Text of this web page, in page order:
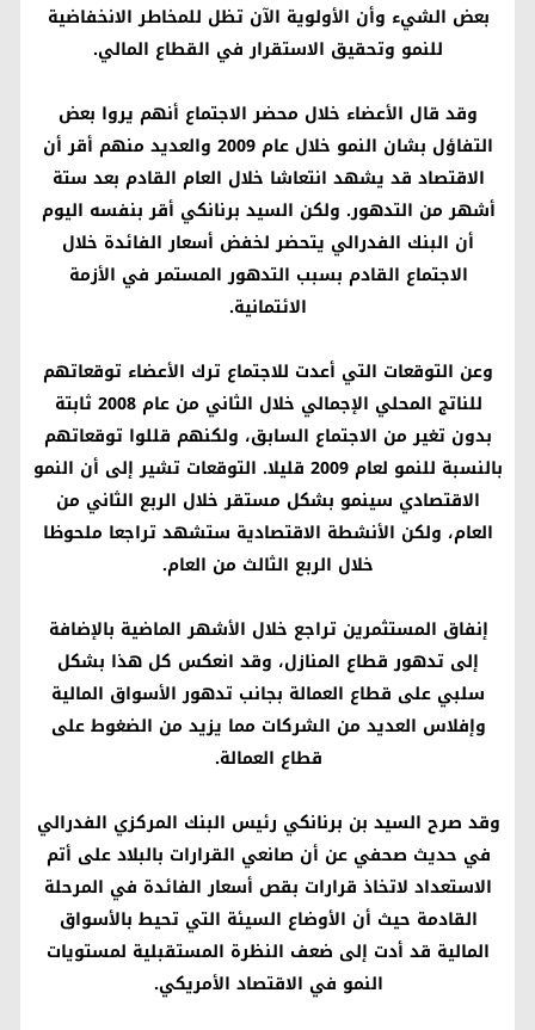
بعض الشيء وأن الأولوية الآن تظل للمخاطر الانخفاضية
للنمو وتحقيق الاستقرار في القطاع المالي.
وقد قال الأعضاء خلال محضر الاجتماع أنهم يروا بعض
التفاؤل بشان النمو خلال عام 2009 والعديد منهم أقر أن
الاقتصاد قد يشهد انتعاشا خلال العام القادم بعد ستة
أشهر من التدهور. ولكن السيد برنانكي أقر بنفسه اليوم
أن البنك الفدرالي يتحضر لخفض أسعار الفائدة خلال
الاجتماع القادم بسبب التدهور المستمر في الأزمة
الائتمانية.
وعن التوقعات التي أعدت للاجتماع ترك الأعضاء توقعاتهم
للناتج المحلي الإجمالي خلال الثاني من عام 2008 ثابتة
بدون تغير من الاجتماع السابق، ولكنهم قللوا توقعاتهم
بالنسبة للنمو لعام 2009 قليلا. التوقعات تشير إلى أن النمو
الاقتصادي سينمو بشكل مستقر خلال الربع الثاني من
العام، ولكن الأنشطة الاقتصادية ستشهد تراجعا ملحوظا
خلال الربع الثالث من العام.
إنفاق المستثمرين تراجع خلال الأشهر الماضية بالإضافة
إلى تدهور قطاع المنازل، وقد انعكس كل هذا بشكل
سلبي على قطاع العمالة بجانب تدهور الأسواق المالية
وإفلاس العديد من الشركات مما يزيد من الضغوط على
قطاع العمالة.
وقد صرح السيد بن برنانكي رئيس البنك المركزي الفدرالي
في حديث صحفي عن أن صانعي القرارات بالبلاد على أتم
الاستعداد لاتخاذ قرارات بقص أسعار الفائدة في المرحلة
القادمة حيث أن الأوضاع السيئة التي تحيط بالأسواق
المالية قد أدت إلى ضعف النظرة المستقبلية لمستويات
النمو في الاقتصاد الأمريكي.